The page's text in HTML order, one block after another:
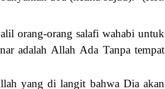
orang-orang salafi wahabi untuk
adalah Allah Ada Tanpa tempat
yang di langit bahwa Dia akan